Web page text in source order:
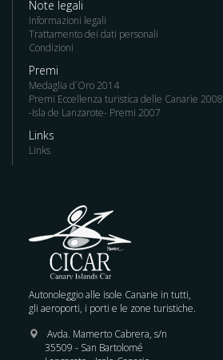
Note legali
Informazioni legali
Trattamento dei dati personali
Condizioni
Premi
Medaglia d´Oro 2014
Premi Eccellenza turistica delle Canarie 2008
-Isla de Lanzarote- Premi 2007
Links
Links
Autonoleggio alle isole Canarie in tutti,
gli aeroporti, i porti e le zone turistiche.
Avda. Mamerto Cabrera, s/n
35509 - San Bartolomé